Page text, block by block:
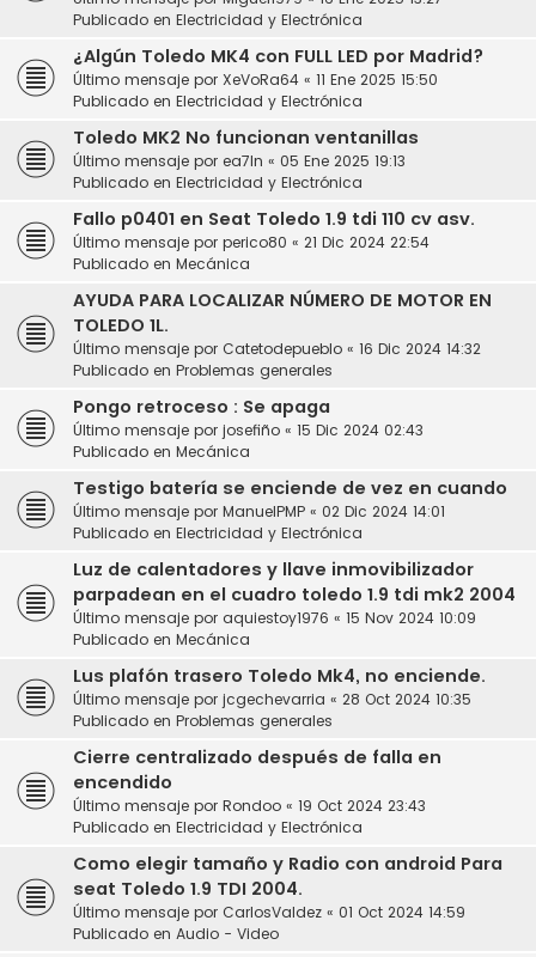
Publicado en Electricidad y Electrónica
¿Algún Toledo MK4 con FULL LED por Madrid?
Último mensaje por XeVoRa64 « 11 Ene 2025 15:50
Publicado en Electricidad y Electrónica
Toledo MK2 No funcionan ventanillas
Último mensaje por ea7ln « 05 Ene 2025 19:13
Publicado en Electricidad y Electrónica
Fallo p0401 en Seat Toledo 1.9 tdi 110 cv asv.
Último mensaje por perico80 « 21 Dic 2024 22:54
Publicado en Mecánica
AYUDA PARA LOCALIZAR NÚMERO DE MOTOR EN
TOLEDO 1L.
Último mensaje por Catetodepueblo « 16 Dic 2024 14:32
Publicado en Problemas generales
Pongo retroceso : Se apaga
Último mensaje por josefiño « 15 Dic 2024 02:43
Publicado en Mecánica
Testigo batería se enciende de vez en cuando
Último mensaje por ManuelPMP « 02 Dic 2024 14:01
Publicado en Electricidad y Electrónica
Luz de calentadores y llave inmovibilizador
parpadean en el cuadro toledo 1.9 tdi mk2 2004
Último mensaje por aquiestoy1976 « 15 Nov 2024 10:09
Publicado en Mecánica
Lus plafón trasero Toledo Mk4, no enciende.
Último mensaje por jcgechevarria « 28 Oct 2024 10:35
Publicado en Problemas generales
Cierre centralizado después de falla en
encendido
Último mensaje por Rondoo « 19 Oct 2024 23:43
Publicado en Electricidad y Electrónica
Como elegir tamaño y Radio con android Para
seat Toledo 1.9 TDI 2004.
Último mensaje por CarlosValdez « 01 Oct 2024 14:59
Publicado en Audio - Video